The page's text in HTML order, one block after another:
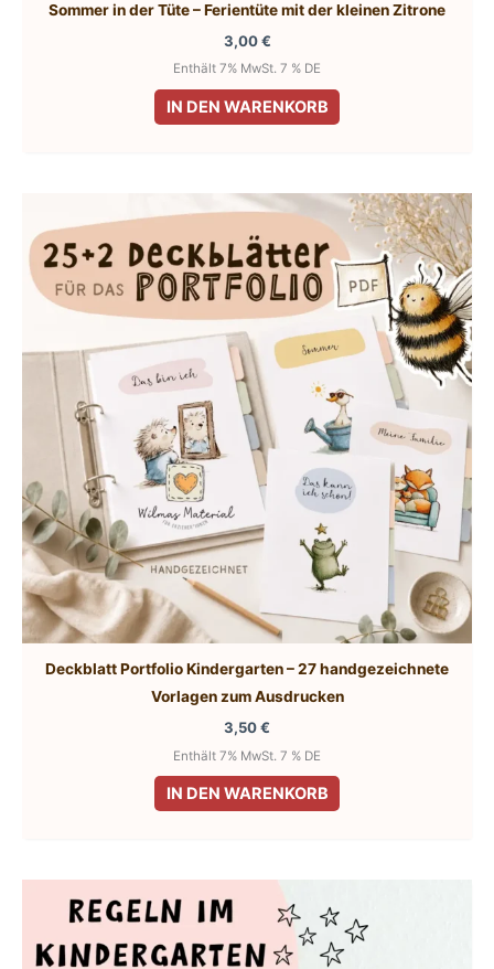
Sommer in der Tüte – Ferientüte mit der kleinen Zitrone
3,00€
Enthält 7% MwSt. 7 % DE
IN DEN WARENKORB
Deckblatt Portfolio Kindergarten – 27 handgezeichnete
Vorlagen zum Ausdrucken
3,50€
Enthält 7% MwSt. 7 % DE
IN DEN WARENKORB